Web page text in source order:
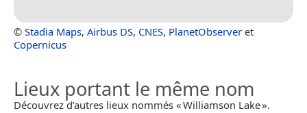
© Stadia Maps, Airbus DS, CNES, PlanetObserver et
Copernicus
Lieux portant le même nom
Découvrez d’autres lieux nommés « Williamson Lake ».